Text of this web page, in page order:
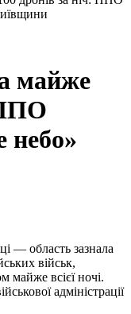
майже
небо»
військ,
майже всієї ночі.
адміністрації